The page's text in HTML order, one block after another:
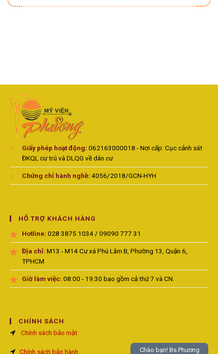
Giấy phép hoạt động: 062163000018 - Nơi cấp: Cục cảnh sát
ĐKQL cư trú và DLQG về dân cư
Chứng chỉ hành nghề: 4056/2018/GCN-HYH
HỖ TRỢ KHÁCH HÀNG
Hotline: 028 3875 1034 / 09090 777 31
Địa chỉ: M13 - M14 Cư xá Phú Lâm B, Phường 13, Quận 6,
TPHCM
Giờ làm việc: 08:00 - 19:30 bao gồm cả thứ 7 và CN.
CHÍNH SÁCH
Chính sách bảo mật
Chính sách bảo hành Chào bạn! Bs.Phương